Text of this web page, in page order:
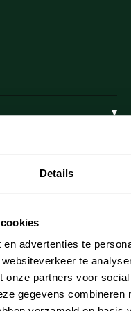
Details
advertenties te
te
partners voor
gegevens combineren